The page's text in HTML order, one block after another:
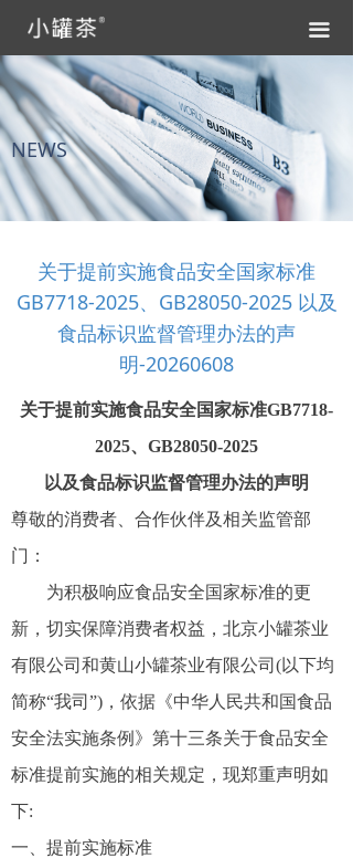
끀
关于提前实施食品安全国家标准
GB7718-2025、GB28050-2025 以及
食品标识监督管理办法的声
明-20260608
关于提前实施食品安全国家标准GB7718-
2025、GB28050-2025
以及食品标识监督管理办法的声明
尊敬的消费者、合作伙伴及相关监管部
门 ：
为积极响应食品安全国家标准的更
新， 切实保障消费者权益， 北京小罐茶业
有限公司 和黄山小罐茶业有限公司 (以下均
简称“我司”) ， 依据《中华人民共和国食品
安全法实施条例》第十三条关于食品安全
标准提前实施的相关规定，现郑重声明如
下:
一、 提前实施标准
NEWS